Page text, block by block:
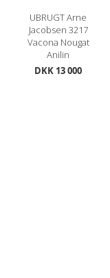
UBRUGT Arne
Jacobsen 3217
Vacona Nougat
Anilin
DKK 13 000